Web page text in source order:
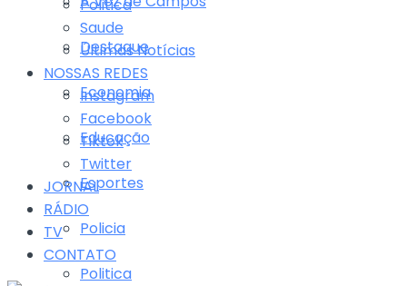
Destaque
Economia
Educação
Esportes
Policia
Politica
Politica
Saude
Últimas Notícias
NOSSAS REDES
Instagram
Facebook
Tiktok
Twitter
JORNAL
RÁDIO
TV
CONTATO